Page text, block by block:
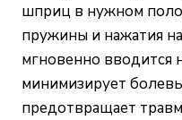
шприц в нужном
пружины и нажатия
мгновенно вводится
минимизирует
предотвращает